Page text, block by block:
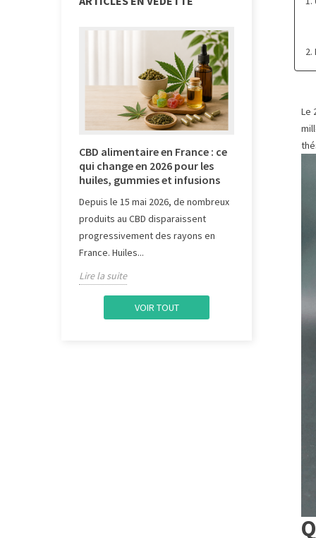
CBD alimentaire en France : ce
qui change en 2026 pour les
huiles, gummies et infusions
Depuis le 15 mai 2026, de nombreux
produits au CBD disparaissent
progressivement des rayons en
France. Huiles...
Lire la suite
VOIR TOUT
2.
Le